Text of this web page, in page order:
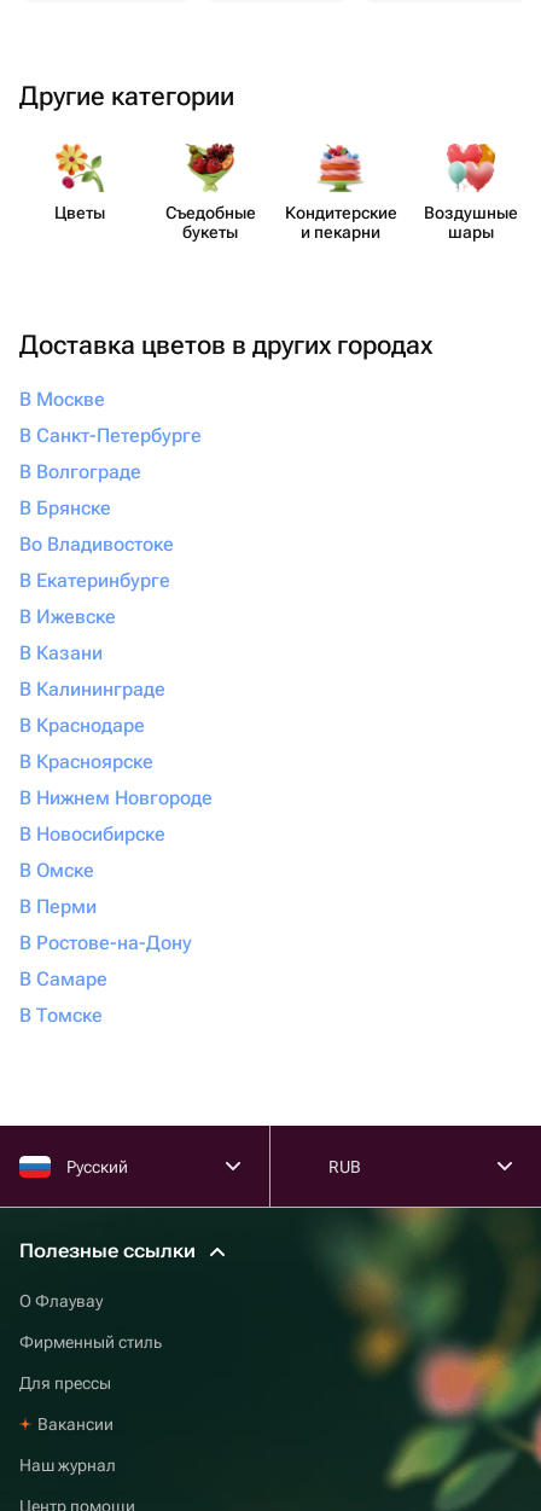
Другие категории
Цветы
Съедобные
букеты
Кондит​ерские
и пекарни
Воздушные
шары
Доставка цветов в других городах
В Москве
В Санкт-Петербурге
В Волгограде
В Брянске
Во Владивостоке
В Екатеринбурге
В Ижевске
В Казани
В Калининграде
В Краснодаре
В Красноярске
В Нижнем Новгороде
В Новосибирске
В Омске
В Перми
В Ростове-на-Дону
В Самаре
В Томске
Русский RUB
Полезные ссылки
О Флаувау
Фирменный стиль
Для прессы
Вакансии
Наш журнал
Центр помощи